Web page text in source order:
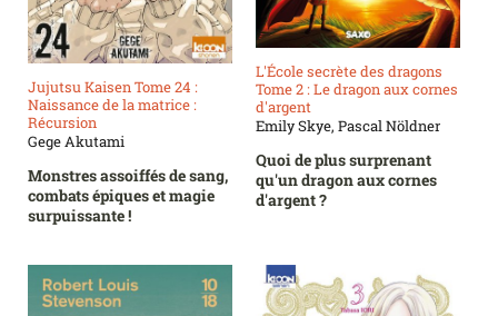
Jujutsu Kaisen Tome 24 :
Naissance de la matrice :
Récursion
Gege Akutami
Monstres assoiffés de sang,
combats épiques et magie
surpuissante !
L'École secrète des dragons
Tome 2 : Le dragon aux cornes
d'argent
Emily Skye, Pascal Nöldner
Quoi de plus surprenant
qu'un dragon aux cornes
d'argent ?